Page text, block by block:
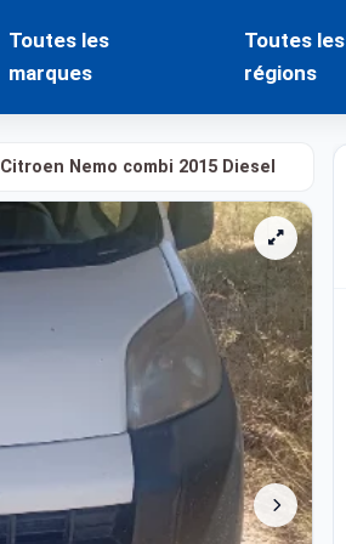
Toutes les
marques
Toutes les
régions
Citroen Nemo combi 2015 Diesel